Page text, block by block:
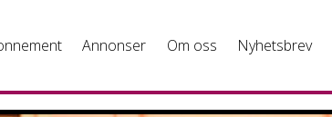
Annonser Om oss Nyhetsbrev